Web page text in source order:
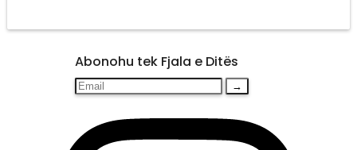
Abonohu tek Fjala e Ditës